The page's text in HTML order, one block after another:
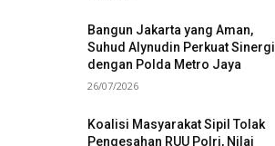
Bangun Jakarta yang Aman,
Suhud Alynudin Perkuat Sinergi
dengan Polda Metro Jaya
26/07/2026
Koalisi Masyarakat Sipil Tolak
Pengesahan RUU Polri, Nilai